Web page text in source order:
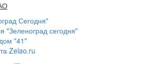
Сегодня"
"Зеленоград сегодня"
"41"
Zelao.ru